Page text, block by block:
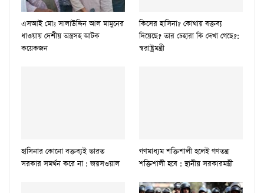
এসআই মোঃ সালাউদ্দিন আল মামুনের
ধাওয়ায় দেশীয় অস্ত্রসহ আটক
কয়েকজন
কিসের হাসিনা? কোথায় বক্তব্য
দিয়েছে? তার চেহারা কি দেখা গেছে?:
স্বরাষ্ট্রমন্ত্রী
হাসিনার কোনো বক্তব্যই ভারত
সরকার সমর্থন করে না : জয়সওয়াল
গণমাধ্যম শক্তিশালী হলেই গণতন্ত্র
শক্তিশালী হবে : স্থানীয় সরকারমন্ত্রী